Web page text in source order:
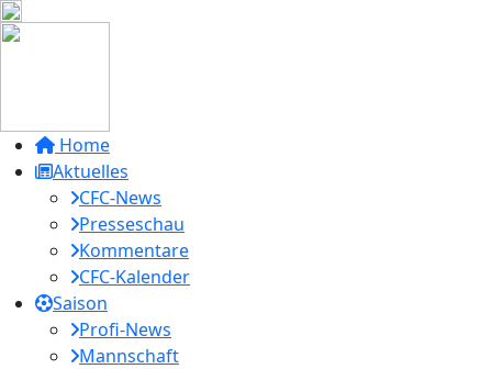
Home
Aktuelles
CFC-News
Presseschau
Kommentare
CFC-Kalender
Saison
Profi-News
Mannschaft